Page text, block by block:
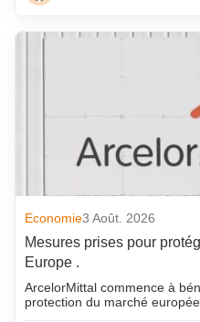
Economie3 Août. 2026
Mesures prises pour
Europe .
ArcelorMittal commence à
protection du marché